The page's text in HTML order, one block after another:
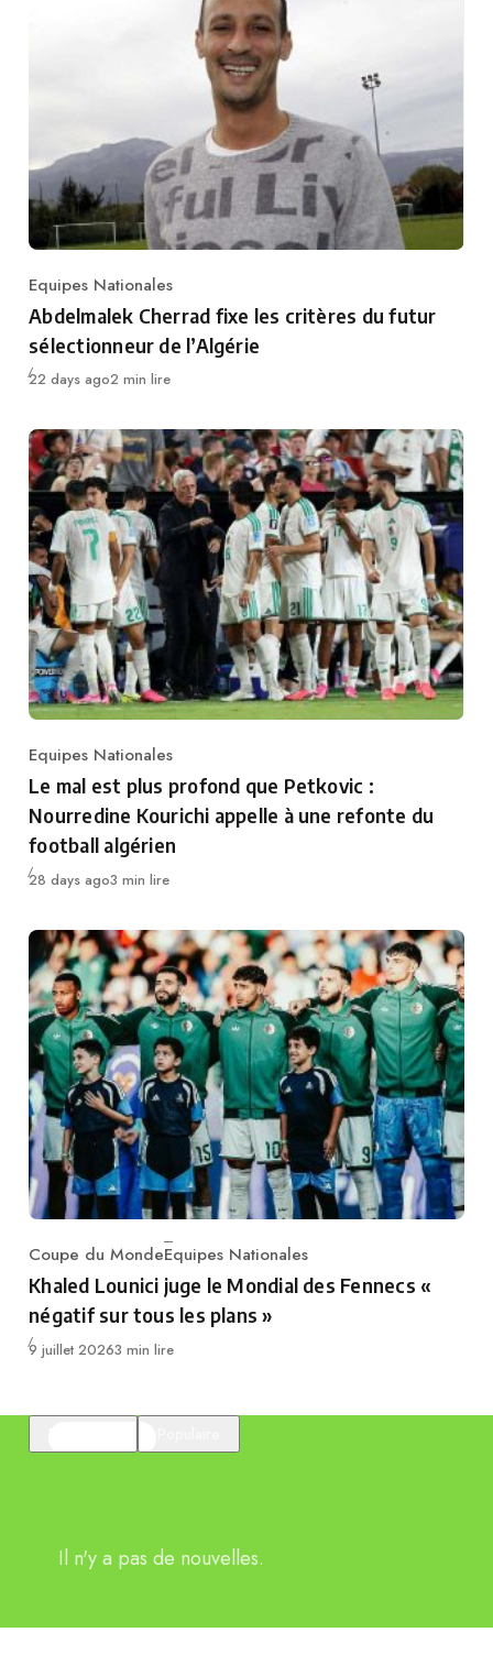
Category
Equipes Nationales
Abdelmalek Cherrad fixe les critères du futur
sélectionneur de l’Algérie
Publié
22 days ago2 min lire
Category
Equipes Nationales
Le mal est plus profond que Petkovic :
Nourredine Kourichi appelle à une refonte du
football algérien
Publié
28 days ago3 min lire
Category
Coupe du MondeEquipes Nationales
Khaled Lounici juge le Mondial des Fennecs «
négatif sur tous les plans »
Publié
9 juillet 20263 min lire
Il n'y a pas de nouvelles.